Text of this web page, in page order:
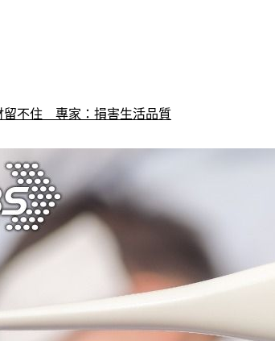
不住　專家：損害生活品質